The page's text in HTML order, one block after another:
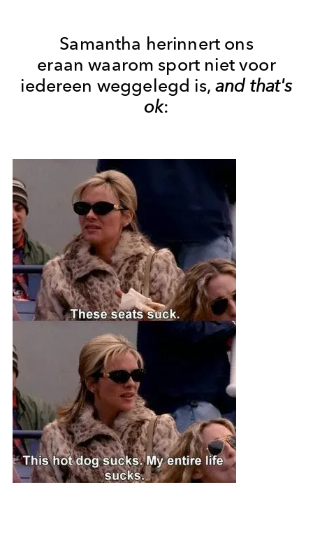
Samantha herinnert ons
eraan waarom sport niet voor
iedereen weggelegd is,and that's
ok: